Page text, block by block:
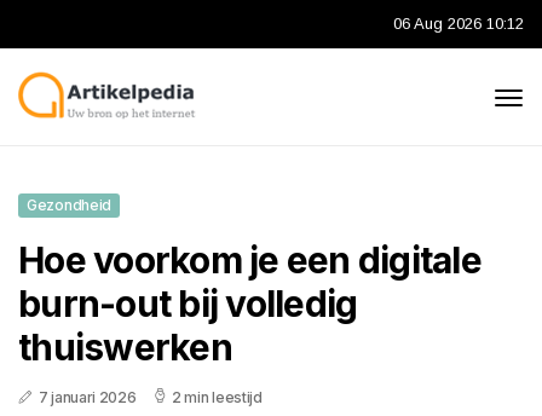
06 Aug 2026 10:12
Gezondheid
Hoe voorkom je een digitale
burn-out bij volledig
thuiswerken
7 januari 2026 2 min leestijd